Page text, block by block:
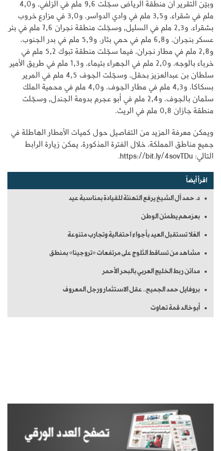
وبيّن التقرير أن منطقة الرياض سجّلت 9,6 ملم في الزلفي، و4,0
ملم في شقراء، و3,5 ملم في وادي الدواسر، و3,0 في مزارع خروب
بشقراء، و2,3 ملم في السليل, وسجّلت منطقة نجران 7,6 ملم في بئر
عسكر بنجران، و6,8 ملم في حمي بثار، و5,9 ملم في بدر الجنوب،
و2,8 ملم في مطار نجران، فيما سجّلت منطقة تبوك 5,2 ملم في
خرباء بالوجه، و2,0 ملم في الجهراء بتيماء، و1,3 ملم في طريق الأمير
سلطان بن عبدالعزيز بحقل، وسجّلت الجوف 4,5 ملم في المرير
بسكاكا، و4,3 ملم في مطار الجوف، و4,0 ملم في محمية الملك
سلمان بالجوف، و2,4 ملم في أبو عجرم بدومة الجندل, وسجّلت
منطقة جازان 0,8 ملم في الريث.
ويمكن معرفة المزيد من التفاصيل حول كميات الأمطار الهاطلة في
جميع مناطق المملكة، خلال الفترة المذكورة، يمكن زيارة الرابط
التالي: https://bit.ly/4sovTDu.
اقرأ أيضاً
د. حمد آل الشيخ يرفع التهنئة للقيادة بمناسبة عيد
بعزمهم يطمئن الوطن
العُلا تستقبل العيد بأجواء احتفالية وتجارب متنوعة
مشاهد من تساقط الثلوج على مرتفعات «تروجينا» بمنطق
مدائن ربط الخليج العربي بالبحر الأحمر
بروفايل حمد الجميح.. عقل الاستثمار ورجل المعروف
أبوخالد قمة تهاوت